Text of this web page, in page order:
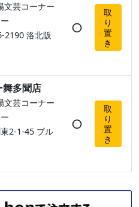
芸コーナー
2190 洛北阪
○
取
り
置
き
舞多聞店
芸コーナー
2-1-45 ブル
○
取
り
置
き